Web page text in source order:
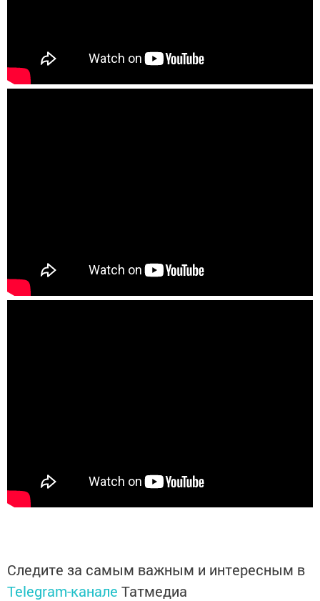
Следите за самым важным и интересным в
Telegram-канале Татмедиа